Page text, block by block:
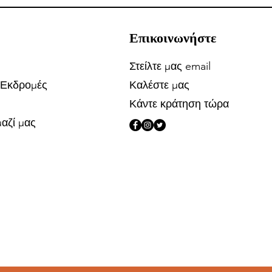
μας
Επικοινωνήστε
Στείλτε μας email
Καλέστε μας
Κάντε κράτηση τώρα